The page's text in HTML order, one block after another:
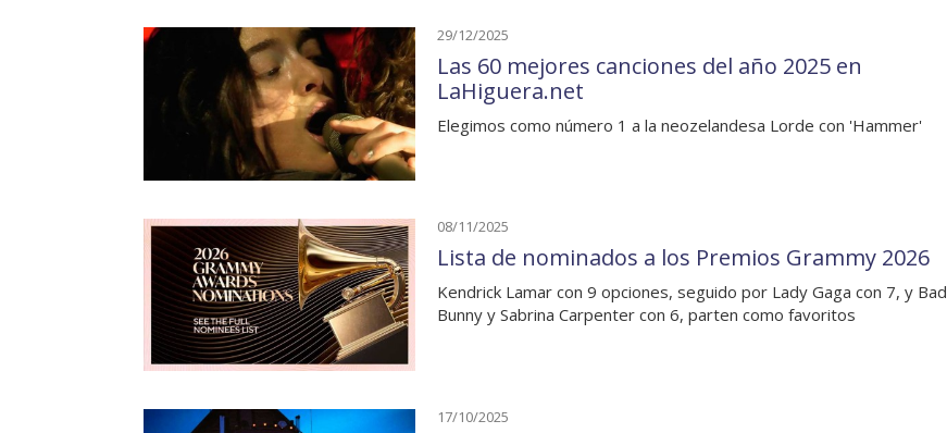
29/12/2025
Las 60 mejores canciones del año 2025 en
LaHiguera.net
Elegimos como número 1 a la neozelandesa Lorde con 'Hammer'
08/11/2025
Lista de nominados a los Premios Grammy 2026
Kendrick Lamar con 9 opciones, seguido por Lady Gaga con 7, y Bad
Bunny y Sabrina Carpenter con 6, parten como favoritos
17/10/2025